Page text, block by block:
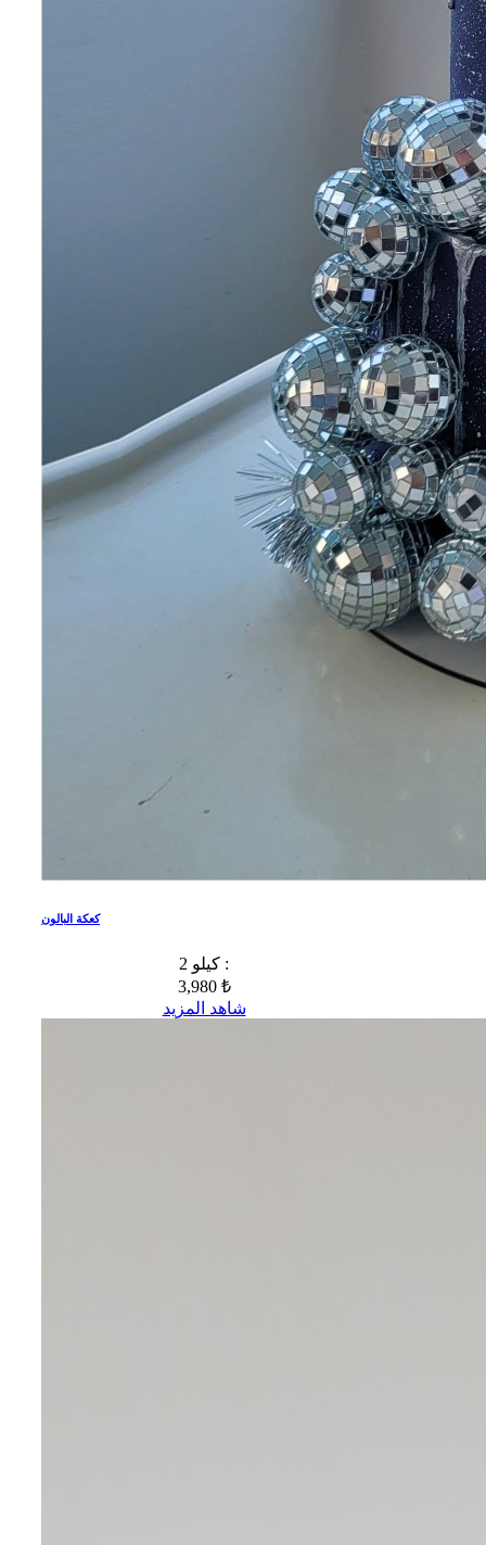
كعكة البالون
2 كيلو :
3,980 ₺
شاهد المزيد